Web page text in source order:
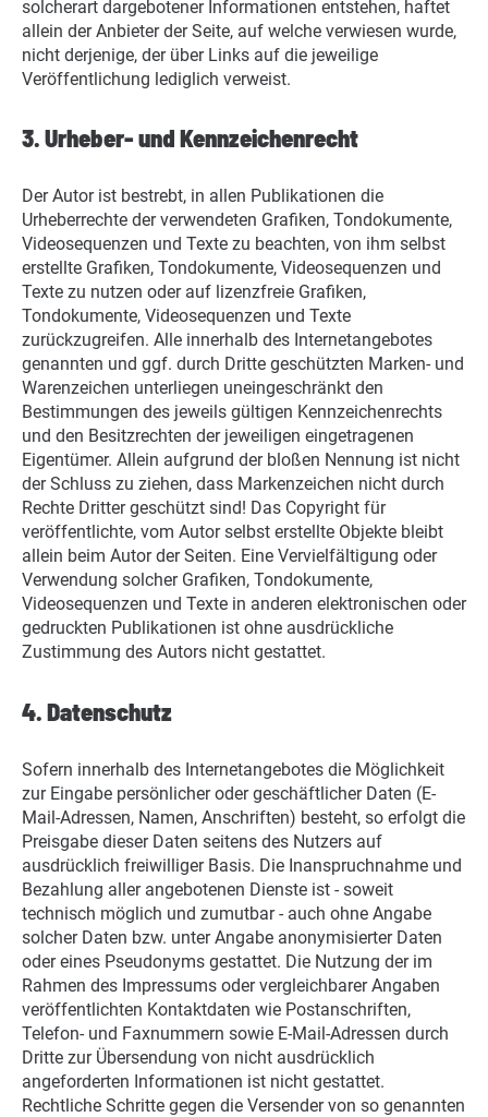
solcherart dargebotener Informationen entstehen, haftet
allein der Anbieter der Seite, auf welche verwiesen wurde,
nicht derjenige, der über Links auf die jeweilige
Veröffentlichung lediglich verweist.
3. Urheber- und Kennzeichenrecht
Der Autor ist bestrebt, in allen Publikationen die
Urheberrechte der verwendeten Grafiken, Tondokumente,
Videosequenzen und Texte zu beachten, von ihm selbst
erstellte Grafiken, Tondokumente, Videosequenzen und
Texte zu nutzen oder auf lizenzfreie Grafiken,
Tondokumente, Videosequenzen und Texte
zurückzugreifen. Alle innerhalb des Internetangebotes
genannten und ggf. durch Dritte geschützten Marken- und
Warenzeichen unterliegen uneingeschränkt den
Bestimmungen des jeweils gültigen Kennzeichenrechts
und den Besitzrechten der jeweiligen eingetragenen
Eigentümer. Allein aufgrund der bloßen Nennung ist nicht
der Schluss zu ziehen, dass Markenzeichen nicht durch
Rechte Dritter geschützt sind! Das Copyright für
veröffentlichte, vom Autor selbst erstellte Objekte bleibt
allein beim Autor der Seiten. Eine Vervielfältigung oder
Verwendung solcher Grafiken, Tondokumente,
Videosequenzen und Texte in anderen elektronischen oder
gedruckten Publikationen ist ohne ausdrückliche
Zustimmung des Autors nicht gestattet.
4. Datenschutz
Sofern innerhalb des Internetangebotes die Möglichkeit
zur Eingabe persönlicher oder geschäftlicher Daten (E-
Mail-Adressen, Namen, Anschriften) besteht, so erfolgt die
Preisgabe dieser Daten seitens des Nutzers auf
ausdrücklich freiwilliger Basis. Die Inanspruchnahme und
Bezahlung aller angebotenen Dienste ist - soweit
technisch möglich und zumutbar - auch ohne Angabe
solcher Daten bzw. unter Angabe anonymisierter Daten
oder eines Pseudonyms gestattet. Die Nutzung der im
Rahmen des Impressums oder vergleichbarer Angaben
veröffentlichten Kontaktdaten wie Postanschriften,
Telefon- und Faxnummern sowie E-Mail-Adressen durch
Dritte zur Übersendung von nicht ausdrücklich
angeforderten Informationen ist nicht gestattet.
Rechtliche Schritte gegen die Versender von so genannten